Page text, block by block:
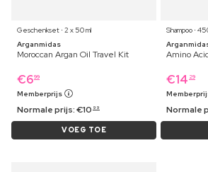
Geschenkset ⋅ 2 x 50 ml
Arganmidas
Moroccan Argan Oil Travel Kit
€699
Memberprijs
Normale prijs:€10 99
VOEG TOE
Shampoo ⋅
Amino
€14 29
Normale